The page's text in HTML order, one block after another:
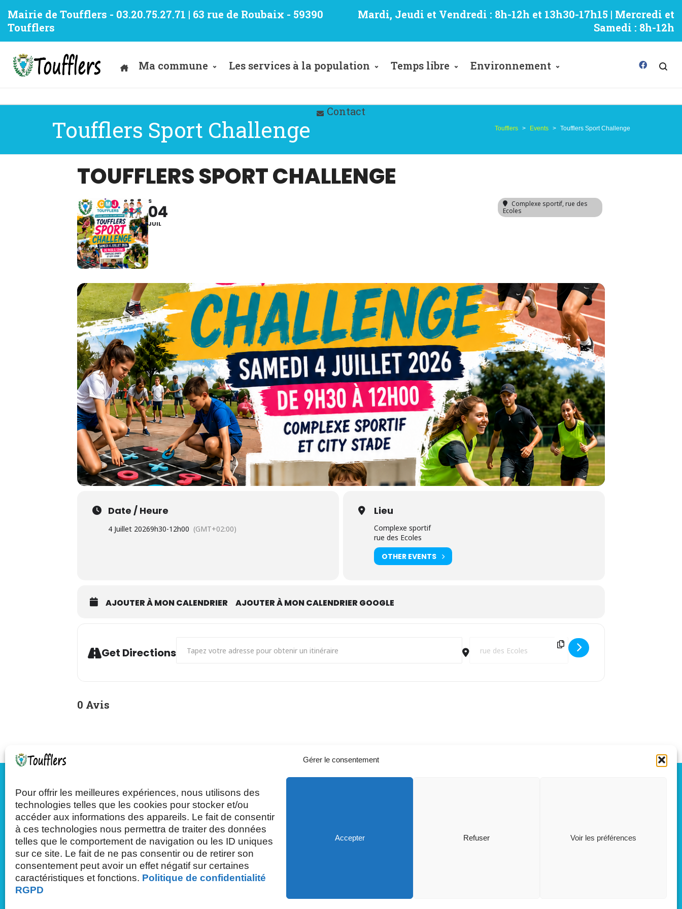
Gérer le consentement
Pour offrir les meilleures expériences, nous utilisons des
technologies telles que les cookies pour stocker et/ou
accéder aux informations des appareils. Le fait de consentir
à ces technologies nous permettra de traiter des données
telles que le comportement de navigation ou les ID uniques
sur ce site. Le fait de ne pas consentir ou de retirer son
consentement peut avoir un effet négatif sur certaines
caractéristiques et fonctions. Politique de confidentialité
RGPD
Accepter Refuser Voir les préférences
Mairie de Toufflers - 03.20.75.27.71 | 63 rue de Roubaix - 59390
Toufflers
Mardi, Jeudi et Vendredi : 8h-12h et 13h30-17h15 | Mercredi et
Samedi : 8h-12h
Ma commune Les services à la population Temps libre Environnement
Contact
Toufflers Sport Challenge Toufflers > Events > Toufflers Sport Challenge
TOUFFLERS SPORT CHALLENGE
S
04
JUIL
Complexe sportif, rue des
Ecoles
Date / Heure
4 Juillet 20269h30-12h00 (GMT+02:00)
Lieu
Complexe sportif
rue des Ecoles
OTHER EVENTS
AJOUTER À MON CALENDRIER AJOUTER À MON CALENDRIER GOOGLE
Get Directions
Destination Address - Toufflers Sport Challenge [2spzM9ibH]
0 Avis
Mairie de Toufflers
Tél : 03.20.75.27.71
63 rue de Roubaix - 59390 Toufflers
Mardi, Jeudi et Vendredi : 8h/12h et
13h30/17h15
Mercredi et Samedi : 8h- 12h
03
AOÛT